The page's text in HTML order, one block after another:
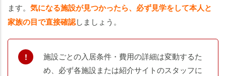
ます。 気になる施設が見つかったら、必ず見学をして本人と
家族の目で直接確認しましょう。
施設ごとの入居条件・費用の詳細は変動するた
め、必ず各施設または紹介サイトのスタッフに